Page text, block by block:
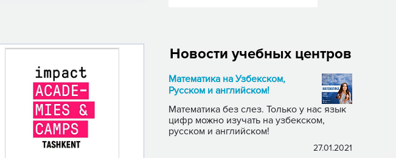
Новости учебных центров
Математика на Узбекском,
Русском и английском!
Математика без слез. Только у нас язык
цифр можно изучать на узбекском,
русском и английском!
27.01.2021